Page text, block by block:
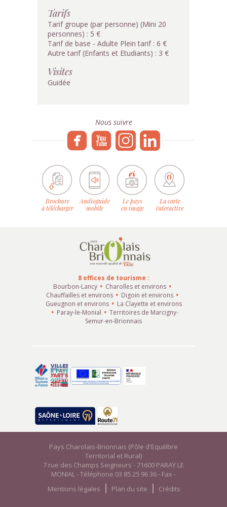
Tarifs
Tarif groupe (par personne) (Mini 20
personnes) : 5 €
Tarif de base - Adulte Plein tarif : 6 €
Autre tarif (Enfants et Etudiants) : 3 €
Visites
Guidée
Nous suivre
Brochure
à télécharger
Audioguide
mobile
Le pays
en image
La carte
interactive
8 offices de tourisme :
Bourbon-Lancy
Charolles et environs
Chauffailles et environs
Digoin et environs
Gueugnon et environs
La Clayette et environs
Paray-le-Monial
Territoires de Marcigny-
Semur-en-Brionnais
Pays Charolais-Brionnais (Pôle d'Equilibre
Territorial et Rural)
7 rue des Champs Seigneurs - 71600 PARAY LE
MONIAL - Téléphone 03 85 25 96 36 - Fax -
Mentions légales
Plan du site Crédits